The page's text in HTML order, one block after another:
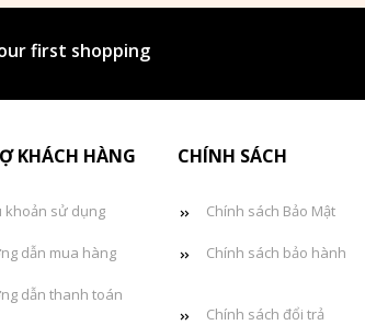
first shopping
KHÁCH HÀNG
khoản sử dụng
dẫn mua hàng
dẫn thanh toán
CHÍNH SÁCH
Chính sách Bảo Mật
Chính sách bảo hành
Chính sách đổi trả